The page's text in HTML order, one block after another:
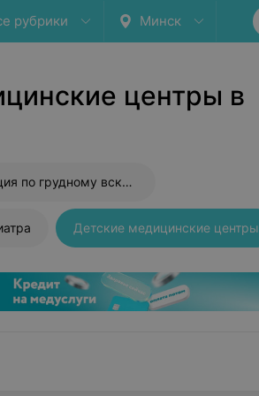
рубрики Минск
центры в
Консультация по грудному вскармливанию
Детские медицинские центры